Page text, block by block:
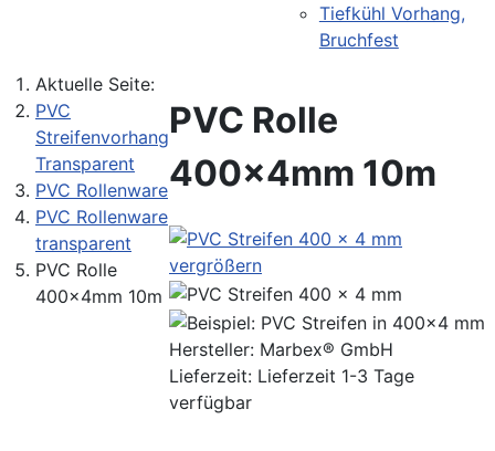
Tiefkühl Vorhang,
Bruchfest
Aktuelle Seite:
PVC
Streifenvorhang
Transparent
PVC Rollenware
PVC Rollenware
transparent
PVC Rolle
400x4mm 10m
PVC Rolle
400x4mm 10m
vergrößern
Hersteller: Marbex® GmbH
Lieferzeit: Lieferzeit 1-3 Tage
verfügbar